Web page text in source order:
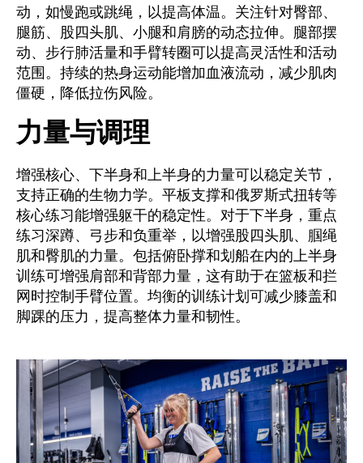
动，如慢跑或跳绳，以提高体温。关注针对臀部、
腿筋、股四头肌、小腿和肩膀的动态拉伸。腿部摆
动、步行肺活量和手臂转圈可以提高灵活性和活动
范围。持续的热身运动能增加血液流动，减少肌肉
僵硬，降低拉伤风险。
力量与调理
增强核心、下半身和上半身的力量可以稳定关节，
支持正确的生物力学。平板支撑和俄罗斯式扭转等
核心练习能增强躯干的稳定性。对于下半身，重点
练习深蹲、弓步和负重举，以增强股四头肌、腘绳
肌和臀肌的力量。包括俯卧撑和划船在内的上半身
训练可增强肩部和背部力量，这有助于在篮板和拦
网时控制手臂位置。均衡的训练计划可减少膝盖和
脚踝的压力，提高整体力量和韧性。